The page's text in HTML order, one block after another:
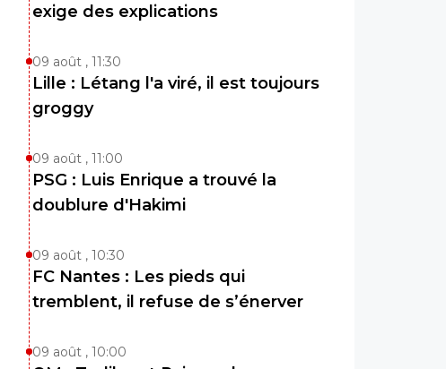
exige des explications
09 août , 11:30
Lille : Létang l'a viré, il est toujours
groggy
09 août , 11:00
PSG : Luis Enrique a trouvé la
doublure d'Hakimi
09 août , 10:30
FC Nantes : Les pieds qui
tremblent, il refuse de s’énerver
09 août , 10:00